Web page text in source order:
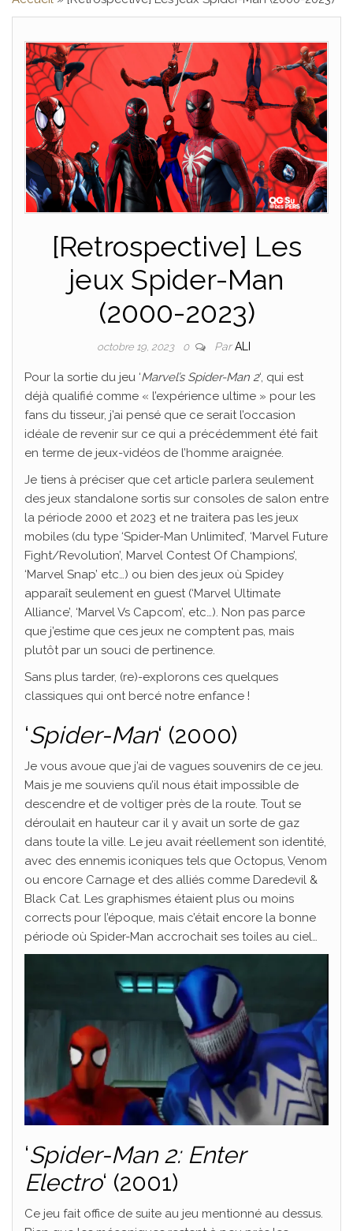
[Retrospective] Les
jeux Spider-Man
(2000-2023)
octobre 19, 2023 0 ParALI
Pour la sortie du jeu ‘Marvel’s Spider-Man 2‘, qui est
déjà qualifié comme « l’expérience ultime » pour les
fans du tisseur, j’ai pensé que ce serait l’occasion
idéale de revenir sur ce qui a précédemment été fait
en terme de jeux-vidéos de l’homme araignée.
Je tiens à préciser que cet article parlera seulement
des jeux standalone sortis sur consoles de salon entre
la période 2000 et 2023 et ne traitera pas les jeux
mobiles (du type ‘Spider-Man Unlimited’, ‘Marvel Future
Fight/Revolution’, Marvel Contest Of Champions’,
‘Marvel Snap’ etc…) ou bien des jeux où Spidey
apparaît seulement en guest (‘Marvel Ultimate
Alliance’, ‘Marvel Vs Capcom’, etc…). Non pas parce
que j’estime que ces jeux ne comptent pas, mais
plutôt par un souci de pertinence.
Sans plus tarder, (re)-explorons ces quelques
classiques qui ont bercé notre enfance !
‘Spider-Man‘ (2000)
Je vous avoue que j’ai de vagues souvenirs de ce jeu.
Mais je me souviens qu’il nous était impossible de
descendre et de voltiger près de la route. Tout se
déroulait en hauteur car il y avait un sorte de gaz
dans toute la ville. Le jeu avait réellement son identité,
avec des ennemis iconiques tels que Octopus, Venom
ou encore Carnage et des alliés comme Daredevil &
Black Cat. Les graphismes étaient plus ou moins
corrects pour l’époque, mais c’était encore la bonne
période où Spider-Man accrochait ses toiles au ciel…
‘Spider-Man 2: Enter
Electro‘ (2001)
Ce jeu fait office de suite au jeu mentionné au dessus.